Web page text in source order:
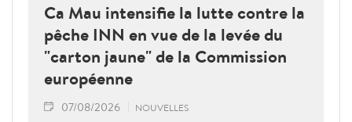
Ca Mau intensifie la lutte contre la
pêche INN en vue de la levée du
"carton jaune" de la Commission
européenne
07/08/2026 NOUVELLES